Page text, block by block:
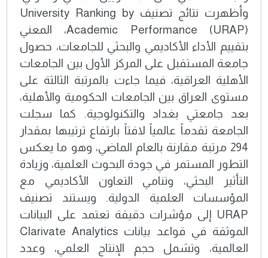
وأظهرت نتائج تصنيف University Ranking by
Academic Performance (URAP)، المعني
بتقييم الأداء الأكاديمي والبحثي للجامعات، حصول
جامعة المستقبل على المركز الأول بين الجامعات
الأهلية العراقية، فيما جاءت بالمرتبة الثالثة على
مستوى العراق بين الجامعات الحكومية والأهلية،
بعد جامعتي بغداد والتكنولوجية. كما سجلت
الجامعة تقدماً عالمياً لافتاً بارتفاع ترتيبها بمقدار
294 مرتبة مقارنة بالعام الماضي، وهو ما يعكس
التطور المستمر في جودة البحوث العلمية، وزيادة
التأثير البحثي، وتنامي التعاون الأكاديمي مع
المؤسسات العلمية الدولية. ويستند تصنيف
URAP إلى مؤشرات دقيقة تعتمد على البيانات
الموثقة في قواعد بيانات Clarivate Analytics
العالمية، وتشمل حجم الإنتاج العلمي، وعدد